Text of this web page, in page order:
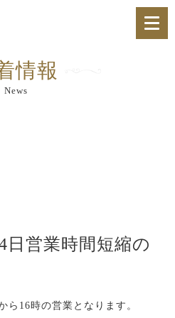
情報
News
日営業時間短縮の
ら16時の営業となります。